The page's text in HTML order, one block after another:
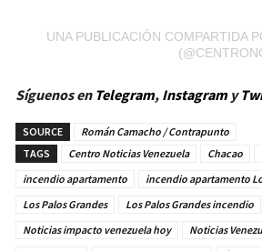
UNA PUBLICACIÓN COMPARTIDA
Síguenos en Telegram, Instagramy
SOURCE
Román Camacho / Contrapunto
TAGS
Centro Noticias Venezuela Chacao
incendio apartamento
incendio apartamento
Los Palos Grandes
Los Palos Grandes incendio
Noticias impacto venezuela hoy
Noticias